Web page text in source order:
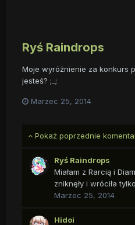
Ryś Raindrops
Moje wyróżnienie za konkurs
jesteś? ;_;
Marzec 25, 2014
Pokaż poprzednie
Ryś Raindrops
Miałam z Rarcią i
zniknęły i wróciła
Marzec 25, 2014
Hidoi